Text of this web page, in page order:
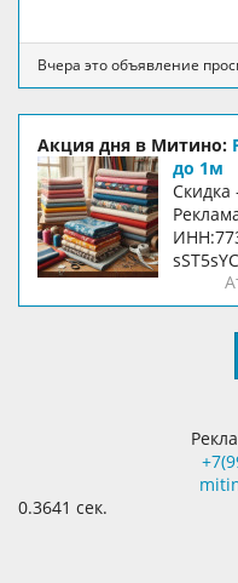
Вчера это объявление
Акция дня в Митино:
до 1м
Скидка
0.3641 сек.